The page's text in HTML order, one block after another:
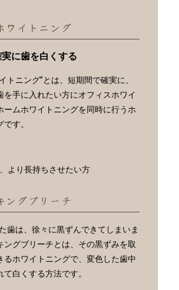
ワイトニング
に歯を白くする
トニング”とは、短期間で確実に、
を手に入れたい方にオフィスホワイ
ームホワイトニングを同時に行うホ
す。
より長持ちさせたい方
ングブリーチ
歯は、徐々に黒ずんできてしまいま
ングブリーチとは、その黒ずみを取
るホワイトニングで、変色した歯中
て白くする方法です。